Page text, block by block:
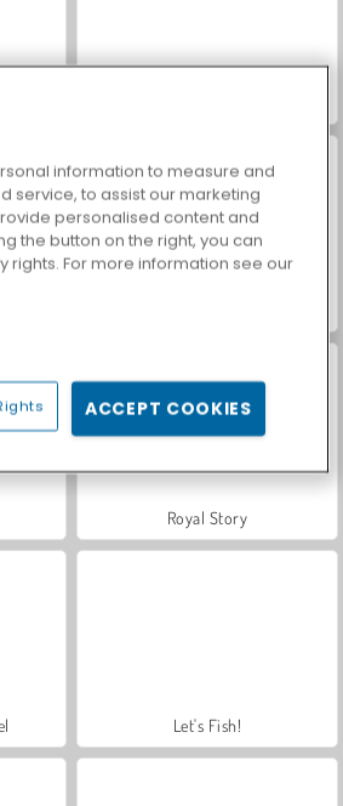
Royal Story
Let's Fish!
information to measure and
service, to assist our marketing
personalised content and
the button on the right, you can
rights. For more information see our
ACCEPT COOKIES